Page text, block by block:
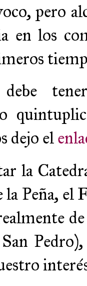
pero
en los
debe
dejo el
la
la Peña,